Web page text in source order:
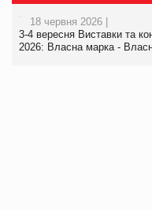
18 червня 2026 |
3-4 вересня Виставки та
2026: Власна марка -